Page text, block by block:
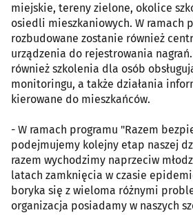
miejskie, tereny zielone, okolice
osiedli mieszkaniowych. W ramach
rozbudowane zostanie również
urządzenia do rejestrowania
również szkolenia dla osób
monitoringu, a także działania
kierowane do mieszkańców.
- W ramach programu "Razem
podejmujemy kolejny etap naszej
razem wychodzimy naprzeciw
latach zamknięcia w czasie
boryka się z wieloma różnymi
organizacja posiadamy w naszych